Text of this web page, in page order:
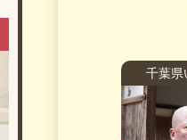
千葉県